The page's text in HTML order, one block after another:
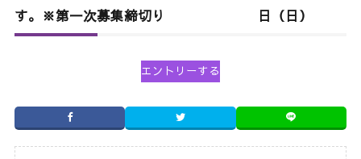
す。※第一次募集締切り
日（日）
エントリーする